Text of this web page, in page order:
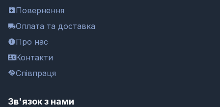
Повернення
Оплата та доставка
Про нас
Контакти
Співпраця
Зв'язок з нами